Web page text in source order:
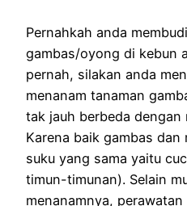
Pernahkah anda
gambas/oyong di kebun
pernah, silakan anda
menanam tanaman
tak jauh berbeda dengan
Karena baik gambas dan
suku yang sama yaitu
timun-timunan). Selain
menanamnya,